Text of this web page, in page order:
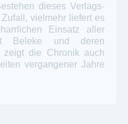
dieses Verlags-
vielmehr liefert es
Einsatz aller
Beleke und deren
zeigt die Chronik auch
vergangener Jahre